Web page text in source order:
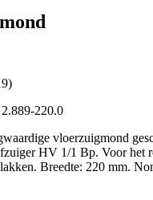
)
220.0
vloerzuigmond
HV 1/1 Bp. Voor het
Breedte: 220 mm.